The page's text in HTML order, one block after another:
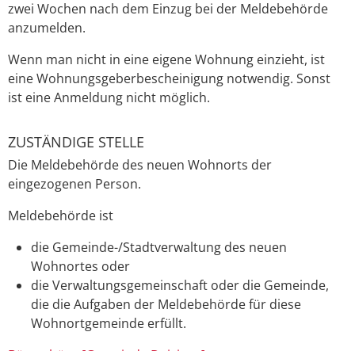
zwei Wochen nach dem Einzug bei der Meldebehörde
anzumelden.
Wenn man nicht in eine eigene Wohnung einzieht, ist
eine Wohnungsgeberbescheinigung notwendig. Sonst
ist eine Anmeldung nicht möglich.
ZUSTÄNDIGE STELLE
Die Meldebehörde des neuen Wohnorts der
eingezogenen Person.
Meldebehörde ist
die Gemeinde-/Stadtverwaltung des neuen
Wohnortes oder
die Verwaltungsgemeinschaft oder die Gemeinde,
die die Aufgaben der Meldebehörde für diese
Wohnortgemeinde erfüllt.